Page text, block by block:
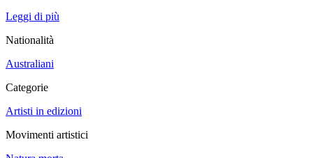
Leggi di più
Nationalità
Australiani
Categorie
Artisti in edizioni
Movimenti artistici